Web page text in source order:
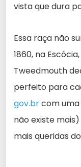
vista que dura
Essa raça não
1860, na
Tweedmouth
perfeito para
gov.brcom uma
não existe
mais queridas